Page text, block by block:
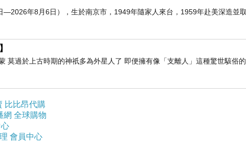
—2026年8月6日），生於南京市，1949年隨家人來台，1959年赴美深造並
莫過於上古時期的神祇多為外星人了 即便擁有像「支離人」這種驚世駭俗
比比昂代購
網 全球購物
會員中心